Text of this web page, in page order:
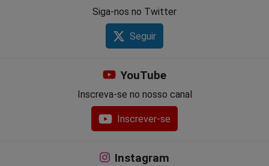
Siga-nos no Twitter
Seguir
YouTube
Inscreva-se no nosso canal
Inscrever-se
Instagram